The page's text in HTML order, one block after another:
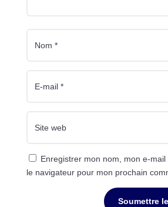
Enregistrer mon nom, mon e-
le navigateur pour mon prochain
Soumettre